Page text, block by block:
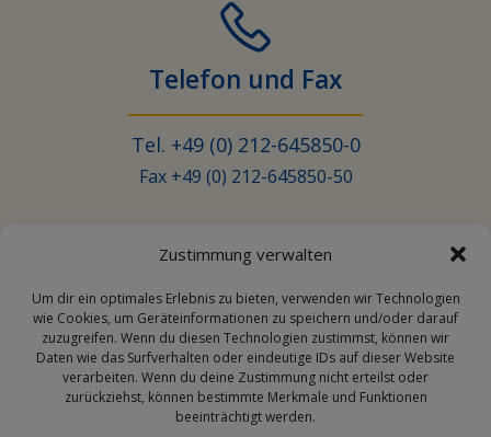
Zustimmung verwalten
Um dir ein optimales Erlebnis zu bieten, verwenden wir Technologien
wie Cookies, um Geräteinformationen zu speichern und/oder darauf
zuzugreifen. Wenn du diesen Technologien zustimmst, können wir
Daten wie das Surfverhalten oder eindeutige IDs auf dieser Website
verarbeiten. Wenn du deine Zustimmung nicht erteilst oder
zurückziehst, können bestimmte Merkmale und Funktionen
beeinträchtigt werden.
Telefon und Fax
Tel. +49 (0) 212-645850-0
Fax +49 (0) 212-645850-50
Email
info@transporehamed.de